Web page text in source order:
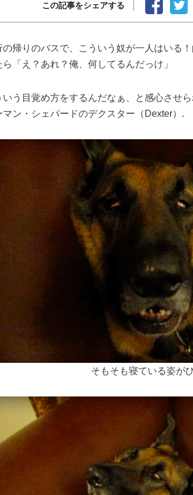
この記事をシェアする
の帰りのバスで、こういう奴が一人はいる
ら「え？あれ？俺、何してるんだっけ」
いう目覚め方をするんだなぁ、と感心させ
マン・シェパードのデクスター（Dexter）.
そもそも寝ている姿が